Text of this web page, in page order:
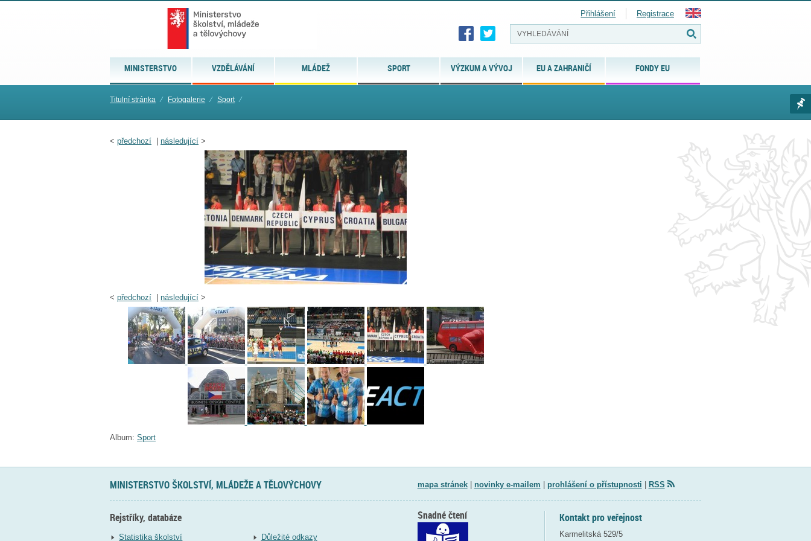
MINISTERSTVO VZDĚLÁVÁNÍ MLÁDEŽ SPORT VÝZKUM A VÝVOJ EU A ZAHRANIČÍ FONDY EU
Přihlášení Registrace
Titulní stránka ⁄ Fotogalerie ⁄ Sport ⁄
< předchozí následující >
< předchozí | následující >
Album: Sport
MINISTERSTVO ŠKOLSTVÍ, MLÁDEŽE A TĚLOVÝCHOVY mapa stránek| novinky e-mailem prohlášení o přístupnosti RSS
Rejstříky, databáze
Statistika školství Důležité odkazy
Kontakt pro veřejnost
Karmelitská 529/5
Snadné čtení